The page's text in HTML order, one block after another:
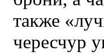
также
чересчур